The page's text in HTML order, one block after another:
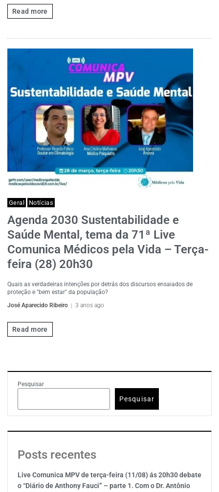
Read more
Geral Notícias
Agenda 2030 Sustentabilidade e
Saúde Mental, tema da 71ª Live
Comunica Médicos pela Vida – Terça-
feira (28) 20h30
Quais as verdadeiras intenções por detrás dos discursos ensaiados de
proteção e "bem estar" da população?
José Aparecido Ribeiro
3 anos ago
Read more
Pesquisar
Pesquisar
Posts recentes
Live Comunica MPV de terça-feira (11/08) ás 20h30 debate
o “Diário de Anthony Fauci” – parte 1. Com o Dr. Antônio